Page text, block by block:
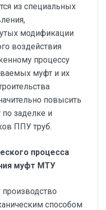
из специальных
модификации
воздействия
процессу
муфт и их
повысить
по заделке и
ППУ труб.
процесса
муфт МТУ
способом